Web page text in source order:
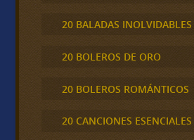
20 BALADAS INOLVIDABLES
20 BOLEROS DE ORO
20 BOLEROS ROMÁNTICOS
20 CANCIONES ESENCIALES